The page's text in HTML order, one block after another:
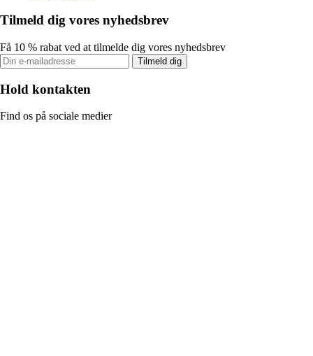
Tilmeld dig vores nyhedsbrev
Få 10 % rabat ved at tilmelde dig vores nyhedsbrev
Tilmeld dig
Hold kontakten
Find os på sociale medier